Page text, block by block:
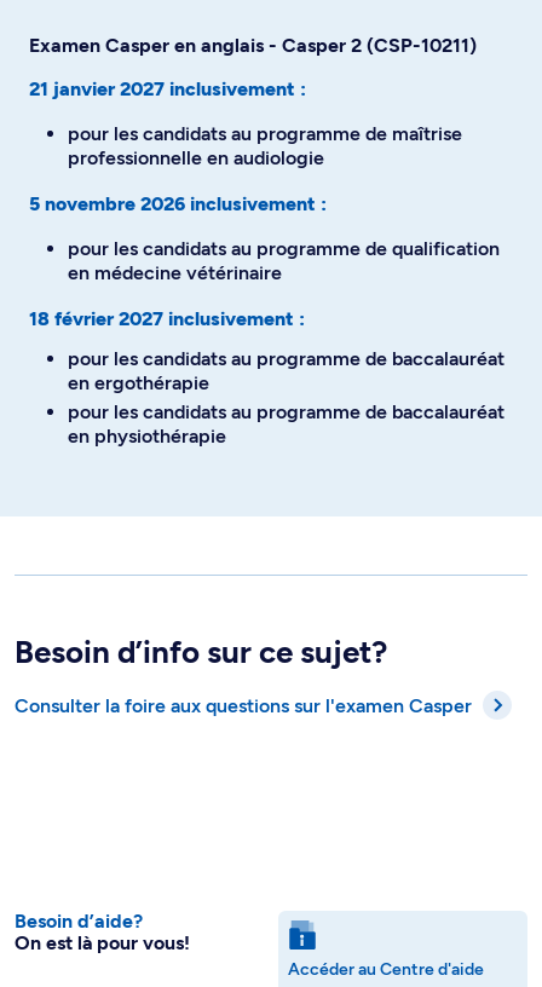
Examen Casper en anglais - Casper 2 (CSP-10211)
21 janvier 2027 inclusivement :
pour les candidats au programme de maîtrise
professionnelle en audiologie
5 novembre 2026 inclusivement :
pour les candidats au programme de qualification
en médecine vétérinaire
18 février 2027 inclusivement :
pour les candidats au programme de baccalauréat
en ergothérapie
pour les candidats au programme de baccalauréat
en physiothérapie
Besoin d’info sur ce sujet?
Consulter la foire aux questions sur l'examen Casper
Besoin d’aide?
On est là pour vous!
Accéder au Centre d'aide